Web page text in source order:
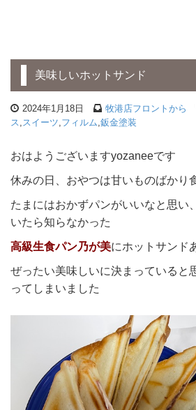
美味しいホットサンド
2024年1月18日 牧港店フロントから
ス スイーツ フィルム 鈑金塗装
おはようございますyozaneeです
休みの日、おやつは甘いものばかり
たまにはおかずパンがいいなと思い
いたら知らなかった
高級生食パン乃が美にホットサンド
ぜったい美味しいに決まっていると
ってしまいました